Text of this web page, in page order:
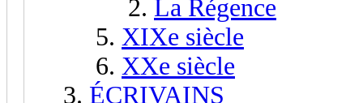
La Régence
XIXe siècle
XXe siècle
ÉCRIVAINS